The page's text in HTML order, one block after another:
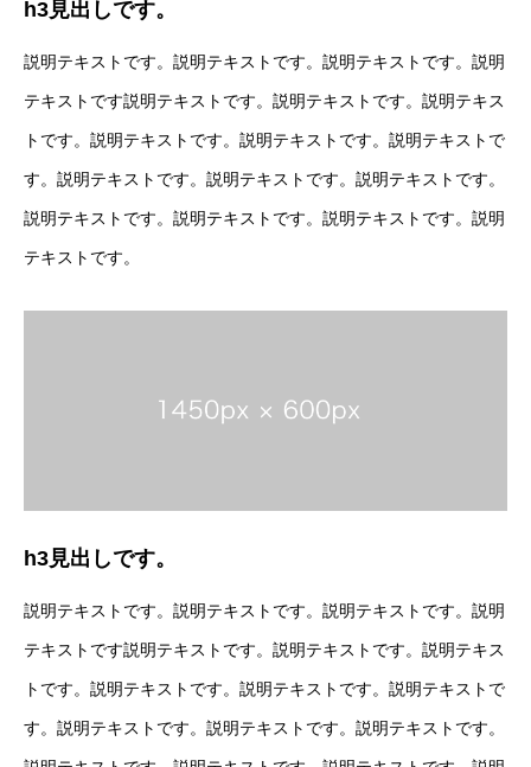
h3見出しです。
説明テキストです。説明テキストです。説明テキストです。説明
テキストです説明テキストです。説明テキストです。説明テキス
トです。説明テキストです。説明テキストです。説明テキストで
す。説明テキストです。説明テキストです。説明テキストです。
説明テキストです。説明テキストです。説明テキストです。説明
テキストです。
h3見出しです。
説明テキストです。説明テキストです。説明テキストです。説明
テキストです説明テキストです。説明テキストです。説明テキス
トです。説明テキストです。説明テキストです。説明テキストで
す。説明テキストです。説明テキストです。説明テキストです。